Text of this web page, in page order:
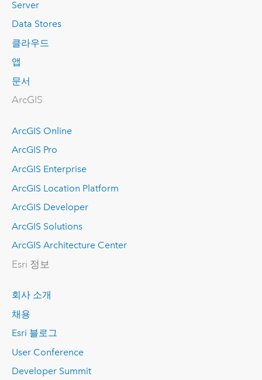
Server
Data Stores
클라우드
앱
문서
ArcGIS
ArcGIS Online
ArcGIS Pro
ArcGIS Enterprise
ArcGIS Location Platform
ArcGIS Developer
ArcGIS Solutions
ArcGIS Architecture Center
Esri 정보
회사 소개
채용
Esri 블로그
User Conference
Developer Summit